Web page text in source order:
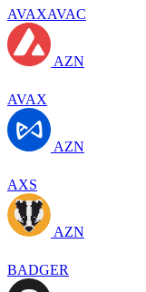
AVAXAVAC
AZN
AVAX
AZN
AXS
AZN
BADGER